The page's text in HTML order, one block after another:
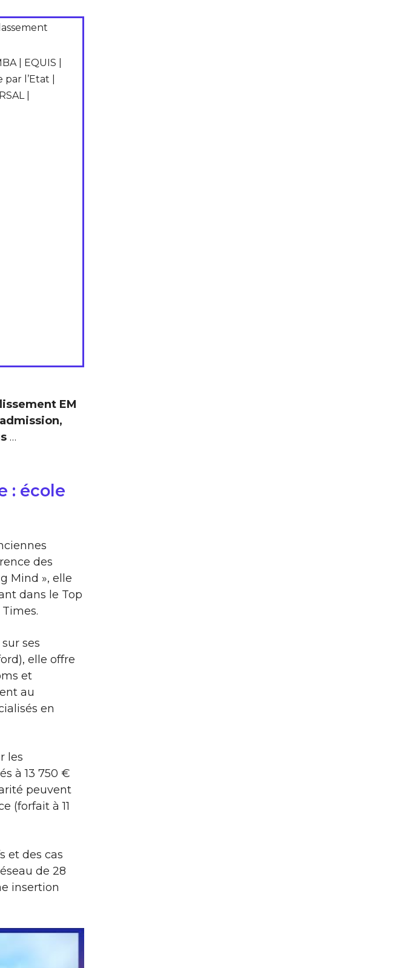
| EQUIS |
l’Etat |
|
EM
…
: école
des
Mind », elle
dans le Top
ses
elle offre
et
au
en
les
à 13 750 €
peuvent
(forfait à 11
et des cas
de 28
insertion